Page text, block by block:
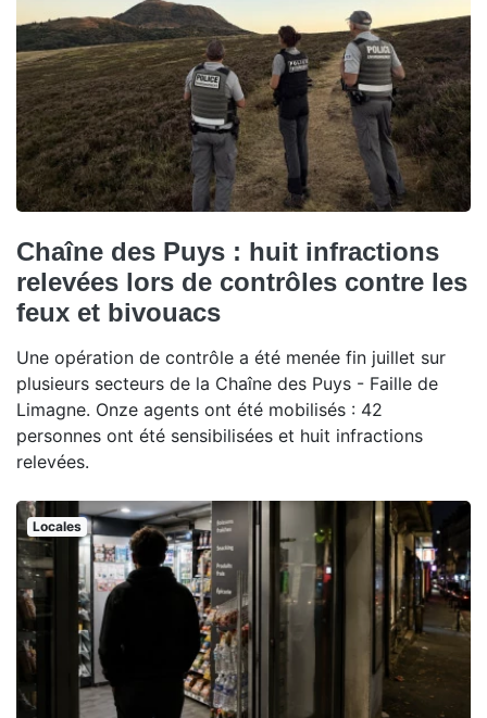
Chaîne des Puys : huit infractions
relevées lors de contrôles contre les
feux et bivouacs
Une opération de contrôle a été menée fin juillet sur
plusieurs secteurs de la Chaîne des Puys - Faille de
Limagne. Onze agents ont été mobilisés : 42
personnes ont été sensibilisées et huit infractions
relevées.
Locales